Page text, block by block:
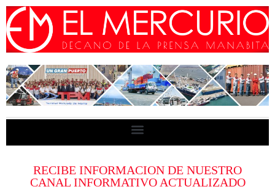
RECIBE INFORMACION DE NUESTRO
CANAL INFORMATIVO ACTUALIZADO